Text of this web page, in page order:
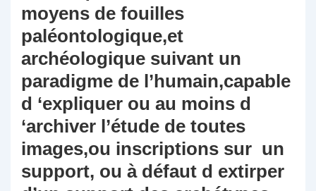
moyens de fouilles
paléontologique,et
archéologique suivant un
paradigme de l’humain,capable
d ‘expliquer ou au moins d
‘archiver l’étude de toutes
images,ou inscriptions sur un
support, ou à défaut d extirper